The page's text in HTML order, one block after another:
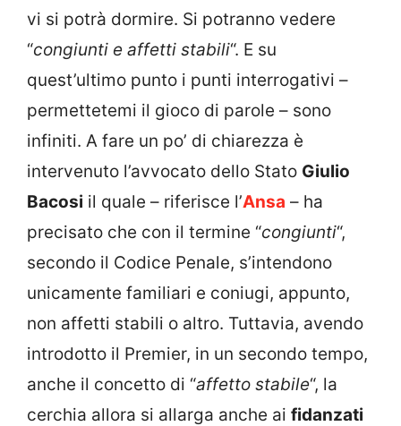
vi si potrà dormire. Si potranno vedere
“congiunti e affetti stabili“. E su
quest’ultimo punto i punti interrogativi –
permettetemi il gioco di parole – sono
infiniti. A fare un po’ di chiarezza è
intervenuto l’avvocato dello Stato Giulio
Bacosi il quale – riferisce l’Ansa – ha
precisato che con il termine “congiunti“,
secondo il Codice Penale, s’intendono
unicamente familiari e coniugi, appunto,
non affetti stabili o altro. Tuttavia, avendo
introdotto il Premier, in un secondo tempo,
anche il concetto di “affetto stabile“, la
cerchia allora si allarga anche ai fidanzati